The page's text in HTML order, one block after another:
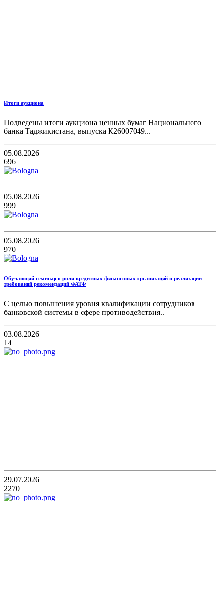
Итоги аукциона
Подведены итоги аукциона ценных бумаг Национального
банка Таджикистана, выпуска К26007049...
05.08.2026
696
05.08.2026
999
05.08.2026
970
Обучающий семинар о роли кредитных финансовых организаций в реализации
требований рекомендаций ФАТФ
С целью повышения уровня квалификации сотрудников
банковской системы в сфере противодействия...
03.08.2026
14
29.07.2026
2270